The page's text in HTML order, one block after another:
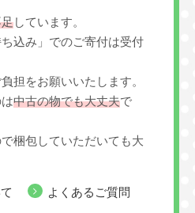
しています。
込み」でのご寄付は受付
担をお願いいたします。
中古の物でも大丈夫で
梱包していただいても大
よくあるご質問